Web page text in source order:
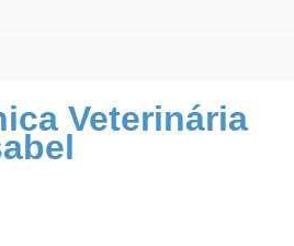
Veterinária